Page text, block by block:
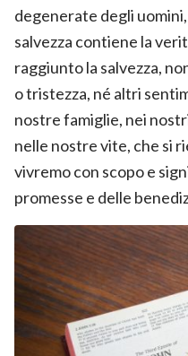
degenerate degli uomini,
salvezza contiene la
raggiunto la salvezza,
o tristezza, né altri
nostre famiglie, nei
nelle nostre vite, che si
vivremo con scopo e
promesse e delle